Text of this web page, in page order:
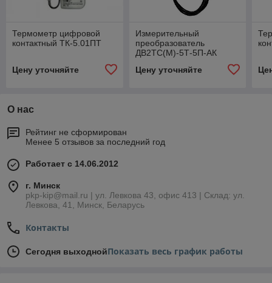
Термометр цифровой
контактный ТК-5.01ПТ
Цену уточняйте
Измерительный
преобразователь
ДВ2ТС(М)-5Т-5П-АК
Цену уточняйте
О нас
Рейтинг не сформирован
Менее 5 отзывов за последний год
Работает с 14.06.2012
г. Минск
pkp-kip@mail.ru | ул. Левкова 43, офис 413 | Склад: ул.
Левкова, 41, Минск, Беларусь
Контакты
Сегодня выходнойПоказать весь график работы